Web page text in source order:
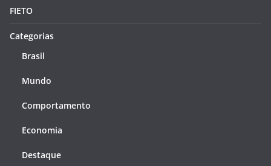
FIETO
Categorias
Brasil
Mundo
Comportamento
Economia
Destaque